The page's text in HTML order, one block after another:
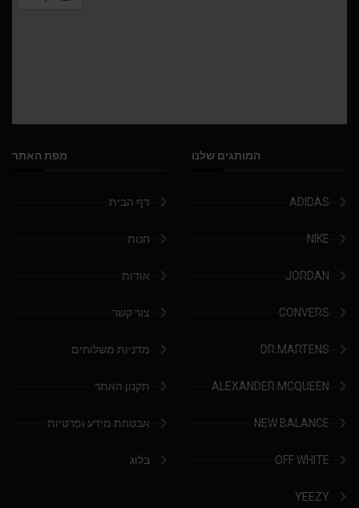
המותגים שלנו
ADIDAS
NIKE
JORDAN
CONVERS
DR.MARTENS
ALEXANDER MCQUEEN
NEW BALANCE
OFF WHITE
YEEZY
מפת האתר
דף הבית
חנות
אודות
צור קשר
מדניות משלוחים
תקנון האתר
אבטחת מידע ופרטיות
בלוג